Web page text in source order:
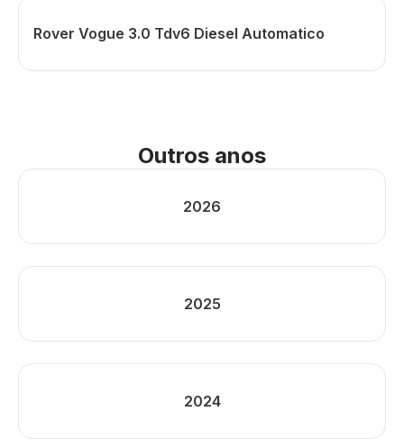
Rover Vogue 3.0 Tdv6 Diesel Automatico
Outros anos
2026
2025
2024